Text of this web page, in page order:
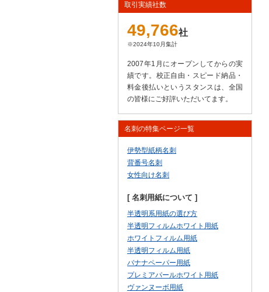
取引実績社数
49,766社
※2024年10月集計
2007年1月にオープンしてからの実
績です。校正自由・スピード納品・
料金後払いというスタンスは、全国
の皆様にご好評いただいてます。
名刺の特集ページ一覧
伊勢型紙柄名刺
背番号名刺
女性向け名刺
[ 名刺用紙について ]
半透明系用紙の選び方
半透明フィルムホワイト用紙
ホワイトフィルム用紙
半透明フィルム用紙
バナナペーパー用紙
プレミアパールホワイト用紙
ヴァンヌーボ用紙